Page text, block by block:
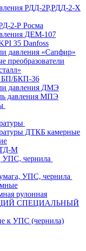
РДД-2Р,РДД-2-Х
2-Р Росма
ДЕМ-107
35 Danfoss
давления «Сапфир»
преобразователи
БП/БКП-36
давления ДМЭ
давления МПЭ
ДТКБ камерные
ТД-М
УПС, чернила
УПС, чернила
рулонная
СПЕЦИАЛЬНЫЙ
к УПС (чернила)